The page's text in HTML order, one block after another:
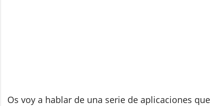
Os voy a hablar de una serie de aplicaciones que